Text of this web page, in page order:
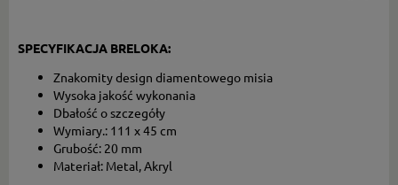
SPECYFIKACJA BRELOKA:
Znakomity design diamentowego misia
Wysoka jakość wykonania
Dbałość o szczegóły
Wymiary.: 111 x 45 cm
Grubość: 20 mm
Materiał: Metal, Akryl